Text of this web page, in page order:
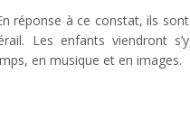
réponse à ce constat, ils sont
Les enfants viendront s’y
en musique et en images.